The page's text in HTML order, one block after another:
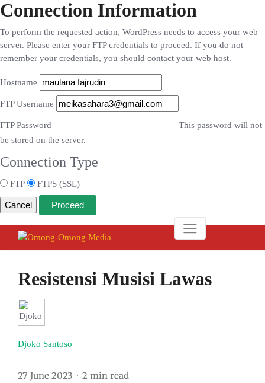
Connection Information
To perform the requested action, WordPress needs to access your web
server. Please enter your FTP credentials to proceed. If you do not
remember your credentials, you should contact your web host.
Hostname
FTP Username
FTP Password
This password will not
be stored on the server.
Connection Type
FTP FTPS (SSL)
Cancel
Resistensi Musisi Lawas
Djoko Santoso
27 June 2023 2 min read